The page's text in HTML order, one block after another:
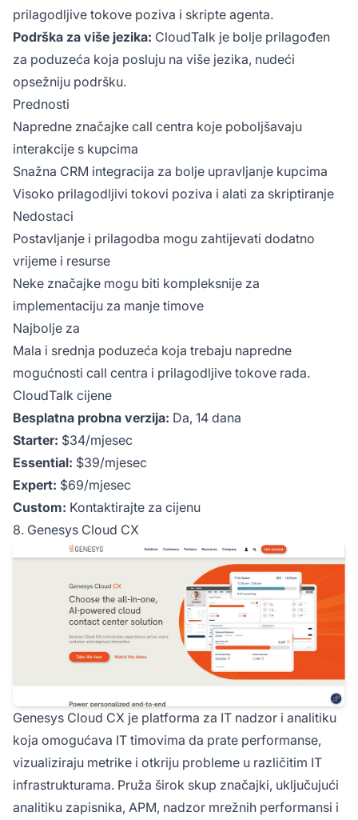
prilagodljive tokove poziva i skripte agenta.
Podrška za više jezika: CloudTalk je bolje prilagođen
za poduzeća koja posluju na više jezika, nudeći
opsežniju podršku.
Prednosti
Napredne značajke call centra koje poboljšavaju
interakcije s kupcima
Snažna CRM integracija za bolje upravljanje kupcima
Visoko prilagodljivi tokovi poziva i alati za skriptiranje
Nedostaci
Postavljanje i prilagodba mogu zahtijevati dodatno
vrijeme i resurse
Neke značajke mogu biti kompleksnije za
implementaciju za manje timove
Najbolje za
Mala i srednja poduzeća koja trebaju napredne
mogućnosti call centra i prilagodljive tokove rada.
CloudTalk cijene
Besplatna probna verzija: Da, 14 dana
Starter: $34/mjesec
Essential: $39/mjesec
Expert: $69/mjesec
Custom: Kontaktirajte za cijenu
8. Genesys Cloud CX
Genesys Cloud CX je platforma za IT nadzor i analitiku
koja omogućava IT timovima da prate performanse,
vizualiziraju metrike i otkriju probleme u različitim IT
infrastrukturama. Pruža širok skup značajki, uključujući
analitiku zapisnika, APM, nadzor mrežnih performansi i